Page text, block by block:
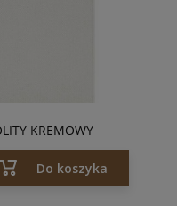
AGRA JEDNOLITY KREMOWY
Do koszyka